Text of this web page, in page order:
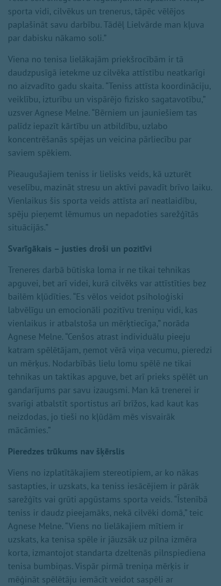
sporta vidi, cilvēkus un trenerus, tāpēc vēlējos
paplašināt savu darbību. Tādēļ Lielvārde man kļuva
par dabisku nākamo soli.”
Viena no tenisa lielākajām priekšrocībām ir tā
daudzpusīgā ietekme uz cilvēka attīstību neatkarīgi
no aizvadīto gadu skaita. “Teniss attīsta koordināciju,
veiklību, izturību un vispārējo fizisko sagatavotību,”
uzsver Agnese Melne. “Bērniem un jauniešiem tas
palīdz iepazīt kārtību un atbildību, uzlabo
koncentrēšanās spējas un veicina pārliecību par
saviem spēkiem.
Pieaugušajiem teniss ir lielisks veids, kā uzturēt
veselību, mazināt stresu un aktīvi pavadīt brīvo laiku.
Vienlaikus šis sporta veids attīsta arī neatlaidību,
spēju pieņemt lēmumus un nepadoties sarežģītās
situācijās.”
Svarīgākais – justies droši un pozitīvi
Treneres darbā būtiska loma ir ne tikai tehnikas
apguvei, bet arī videi, kurā cilvēks var attīstīties bez
bailēm kļūdīties. “Es vēlos veidot psiholoģiski
labvēlīgu un emocionāli pozitīvu treniņu vidi, kas
vienlaikus ir atbalstoša un mērķtiecīga,” norāda
Agnese Melne. “Cenšos atrast individuālu pieeju
katram spēlētājam, ņemot vērā viņa vecumu, pieredzi
un mērķus. Nodarbībās lielu lomu spēlē ne tikai
tehnikas un taktikas apguve, bet arī prieks spēlēt un
gandarījums par savu izaugsmi. Man kā trenerei ir
svarīgi atbalstīt sportistus arī brīžos, kad kaut kas
neizdodas, jo tieši no kļūdām mēs visvairāk
mācāmies.”
Pieredzes trūkums nav šķērslis
Viens no izplatītākajiem stereotipiem, ar ko nākas
sastapties, ir uzskats, ka teniss iesācējiem ir pārāk
sarežģīts vai grūti apgūstams sporta veids. “Īstenībā
teniss ir daudz pieejamāks, nekā cilvēki domā,” teic
Agnese Melne. “Viens no lielākajiem mītiem ir
uzskats, ka tenisa spēle ir jāuzsāk uz pilna izmēra
korta, izmantojot standarta dzeltenās pilnspiediena
tenisa bumbiņas. Vispār pirmā treniņa mērķis ir
mēģināt spēlētāju iemācīt veidot saspēli ar